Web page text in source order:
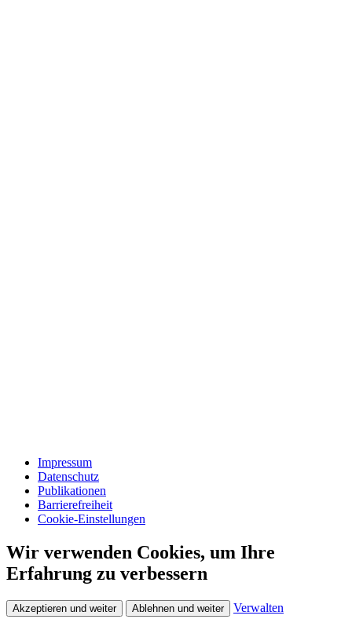
Impressum
Datenschutz
Publikationen
Barrierefreiheit
Cookie-Einstellungen
Wir verwenden Cookies, um Ihre
Erfahrung zu verbessern
Akzeptieren und weiter Ablehnen und weiter Verwalten